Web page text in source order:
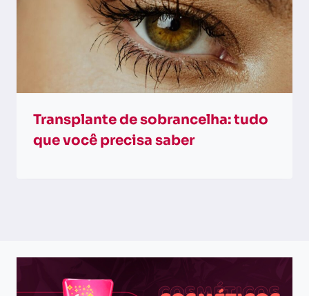
Transplante de sobrancelha: tudo
que você precisa saber